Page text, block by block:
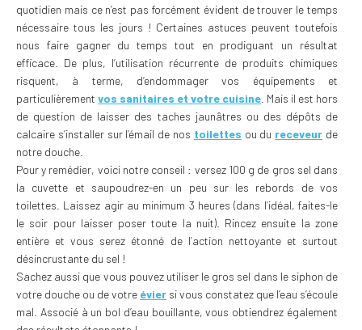
quotidien mais ce n’est pas forcément évident de trouver le temps
nécessaire tous les jours ! Certaines astuces peuvent toutefois
nous faire gagner du temps tout en prodiguant un résultat
efficace. De plus, l’utilisation récurrente de produits chimiques
risquent, à terme, d’endommager vos équipements et
particulièrement vos sanitaires et votre cuisine . Mais il est hors
de question de laisser des taches jaunâtres ou des dépôts de
calcaire s’installer sur l’émail de nos toilettes ou du receveur de
notre douche.
Pour y remédier, voici notre conseil : versez 100 g de gros sel dans
la cuvette et saupoudrez-en un peu sur les rebords de vos
toilettes. Laissez agir au minimum 3 heures (dans l’idéal, faites-le
le soir pour laisser poser toute la nuit). Rincez ensuite la zone
entière et vous serez étonné de l’action nettoyante et surtout
désincrustante du sel !
Sachez aussi que vous pouvez utiliser le gros sel dans le siphon de
votre douche ou de votre évier si vous constatez que l’eau s’écoule
mal. Associé à un bol d’eau bouillante, vous obtiendrez également